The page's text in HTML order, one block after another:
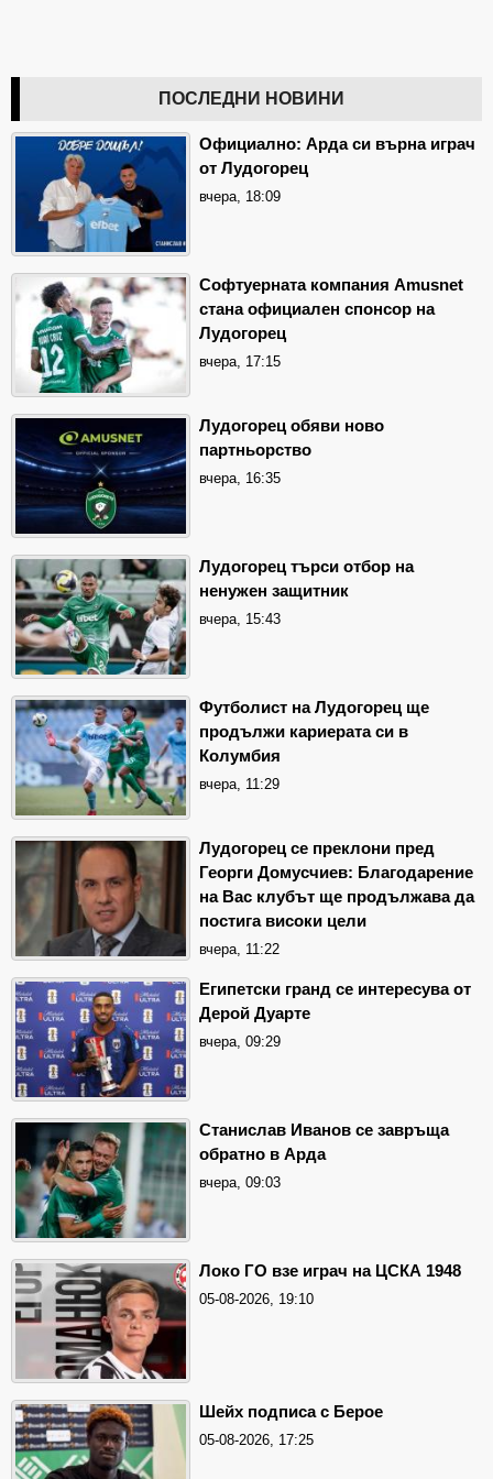
ПОСЛЕДНИ НОВИНИ
Официално: Арда си върна играч
от Лудогорец
вчера, 18:09
Софтуерната компания Amusnet
стана официален спонсор на
Лудогорец
вчера, 17:15
Лудогорец обяви ново
партньорство
вчера, 16:35
Лудогорец търси отбор на
ненужен защитник
вчера, 15:43
Футболист на Лудогорец ще
продължи кариерата си в
Колумбия
вчера, 11:29
Лудогорец се преклони пред
Георги Домусчиев: Благодарение
на Вас клубът ще продължава да
постига високи цели
вчера, 11:22
Египетски гранд се интересува от
Дерой Дуарте
вчера, 09:29
Станислав Иванов се завръща
обратно в Арда
вчера, 09:03
Локо ГО взе играч на ЦСКА 1948
05-08-2026, 19:10
Шейх подписа с Берое
05-08-2026, 17:25